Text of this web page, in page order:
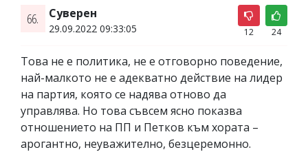
66. Суверен
29.09.2022 09:33:05 12 24
Това не е политика, не е отговорно поведение,
най-малкото не е адекватно действие на лидер
на партия, която се надява отново да
управлява. Но това съвсем ясно показва
отношението на ПП и Петков към хората –
арогантно, неуважително, безцеремонно.